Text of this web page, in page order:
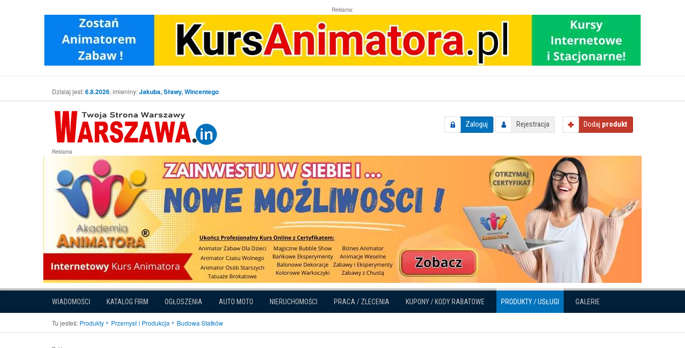
Reklama:
Dzisiaj jest:6.8.2026, imieniny:Jakuba, Sławy, Wincentego
Zaloguj Rejestracja Dodaj produkt
Reklama
WIADOMOŚCI KATALOG FIRM OGŁOSZENIA AUTO MOTO NIERUCHOMOŚCI PRACA / ZLECENIA KUPONY / KODY RABATOWE PRODUKTY / USŁUGI GALERIE
Tu jesteś: Produkty Przemysł i Produkcja Budowa Statków